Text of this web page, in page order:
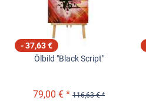
- 37,63 €
Ölbild "Black Script"
79,00 € * 116,63 € *
Sonstige
Chat